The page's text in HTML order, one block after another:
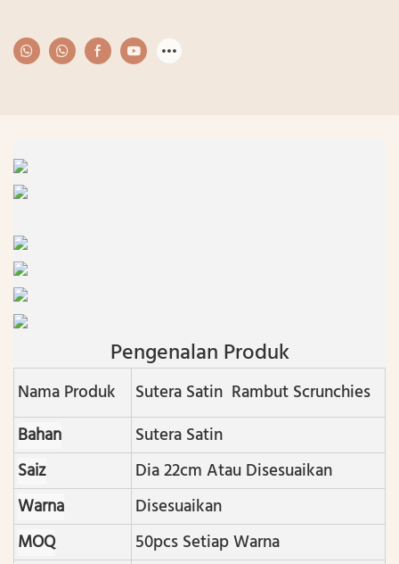
Pengenalan Produk
Nama Produk
Sutera Satin Rambut Scrunchies
Bahan
Sutera Satin
Saiz
Dia 22cm Atau Disesuaikan
Warna
Disesuaikan
MOQ
50pcs Setiap Warna